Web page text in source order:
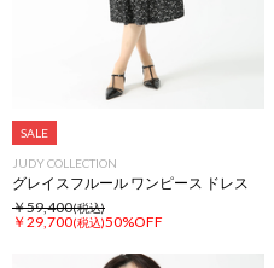
SALE
JUDY COLLECTION
グレイスフルール ワンピース ドレス
￥59,400(税込)
￥29,700(税込)50%OFF